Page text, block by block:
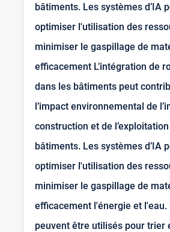
bâtiments. Les systèmes d’IA
optimiser l'utilisation des
minimiser le gaspillage de
efficacement L’intégration de
dans les bâtiments peut
l’impact environnemental de
construction et de
bâtiments. Les systèmes d’IA
optimiser l'utilisation des
minimiser le gaspillage de
efficacement l'énergie et l'eau.
peuvent être utilisés pour trier